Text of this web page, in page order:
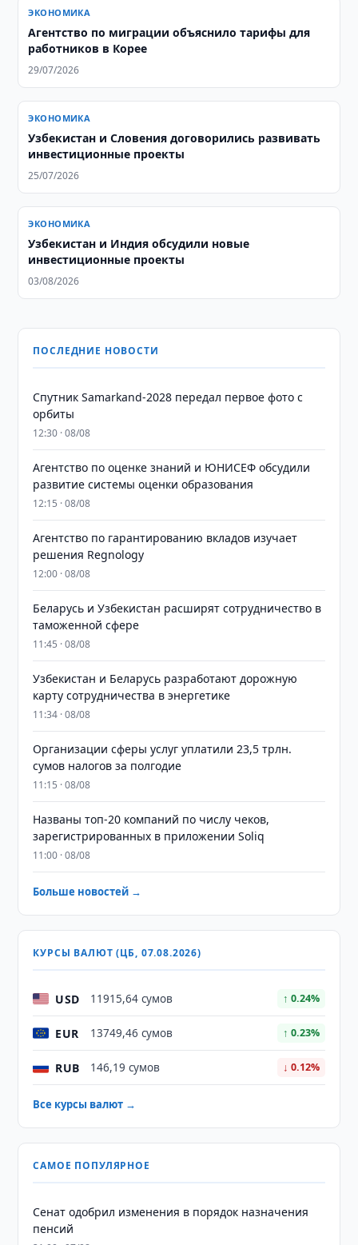
ЭКОНОМИКА
Агентство по миграции объяснило тарифы для
работников в Корее
29/07/2026
ЭКОНОМИКА
Узбекистан и Словения договорились развивать
инвестиционные проекты
25/07/2026
ЭКОНОМИКА
Узбекистан и Индия обсудили новые
инвестиционные проекты
03/08/2026
ПОСЛЕДНИЕ НОВОСТИ
Спутник Samarkand-2028 передал первое фото с
орбиты
12:30 · 08/08
Агентство по оценке знаний и ЮНИСЕФ обсудили
развитие системы оценки образования
12:15 · 08/08
Агентство по гарантированию вкладов изучает
решения Regnology
12:00 · 08/08
Беларусь и Узбекистан расширят сотрудничество в
таможенной сфере
11:45 · 08/08
Узбекистан и Беларусь разработают дорожную
карту сотрудничества в энергетике
11:34 · 08/08
Организации сферы услуг уплатили 23,5 трлн.
сумов налогов за полгодие
11:15 · 08/08
Названы топ-20 компаний по числу чеков,
зарегистрированных в приложении Soliq
11:00 · 08/08
Больше новостей →
КУРСЫ ВАЛЮТ (ЦБ, 07.08.2026)
USD 11915,64 сумов ↑ 0.24%
EUR 13749,46 сумов ↑ 0.23%
RUB 146,19 сумов ↓ 0.12%
Все курсы валют →
САМОЕ ПОПУЛЯРНОЕ
Сенат одобрил изменения в порядок назначения
пенсий